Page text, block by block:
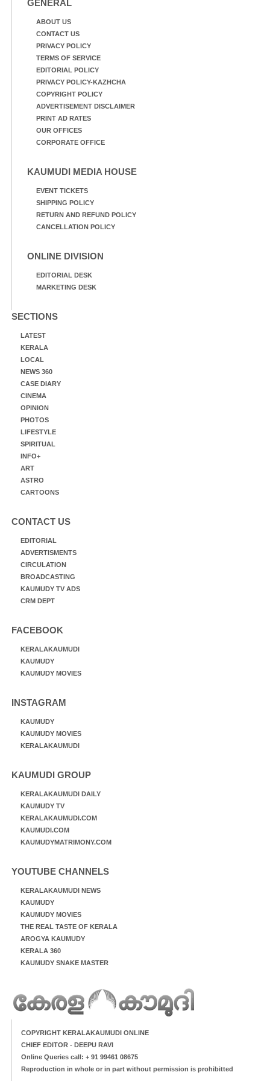
GENERAL
ABOUT US
CONTACT US
PRIVACY POLICY
TERMS OF SERVICE
EDITORIAL POLICY
PRIVACY POLICY-KAZHCHA
COPYRIGHT POLICY
ADVERTISEMENT DISCLAIMER
PRINT AD RATES
OUR OFFICES
CORPORATE OFFICE
KAUMUDI MEDIA HOUSE
EVENT TICKETS
SHIPPING POLICY
RETURN AND REFUND POLICY
CANCELLATION POLICY
ONLINE DIVISION
EDITORIAL DESK
MARKETING DESK
SECTIONS
LATEST
KERALA
LOCAL
NEWS 360
CASE DIARY
CINEMA
OPINION
PHOTOS
LIFESTYLE
SPIRITUAL
INFO+
ART
ASTRO
CARTOONS
CONTACT US
EDITORIAL
ADVERTISMENTS
CIRCULATION
BROADCASTING
KAUMUDY TV ADS
CRM DEPT
FACEBOOK
KERALAKAUMUDI
KAUMUDY
KAUMUDY MOVIES
INSTAGRAM
KAUMUDY
KAUMUDY MOVIES
KERALAKAUMUDI
KAUMUDI GROUP
KERALAKAUMUDI DAILY
KAUMUDY TV
KERALAKAUMUDI.COM
KAUMUDI.COM
KAUMUDYMATRIMONY.COM
YOUTUBE CHANNELS
KERALAKAUMUDI NEWS
KAUMUDY
KAUMUDY MOVIES
THE REAL TASTE OF KERALA
AROGYA KAUMUDY
KERALA 360
KAUMUDY SNAKE MASTER
COPYRIGHT KERALAKAUMUDI ONLINE
CHIEF EDITOR - DEEPU RAVI
Online Queries call: + 91 99461 08675
Reproduction in whole or in part without permission is prohibitted